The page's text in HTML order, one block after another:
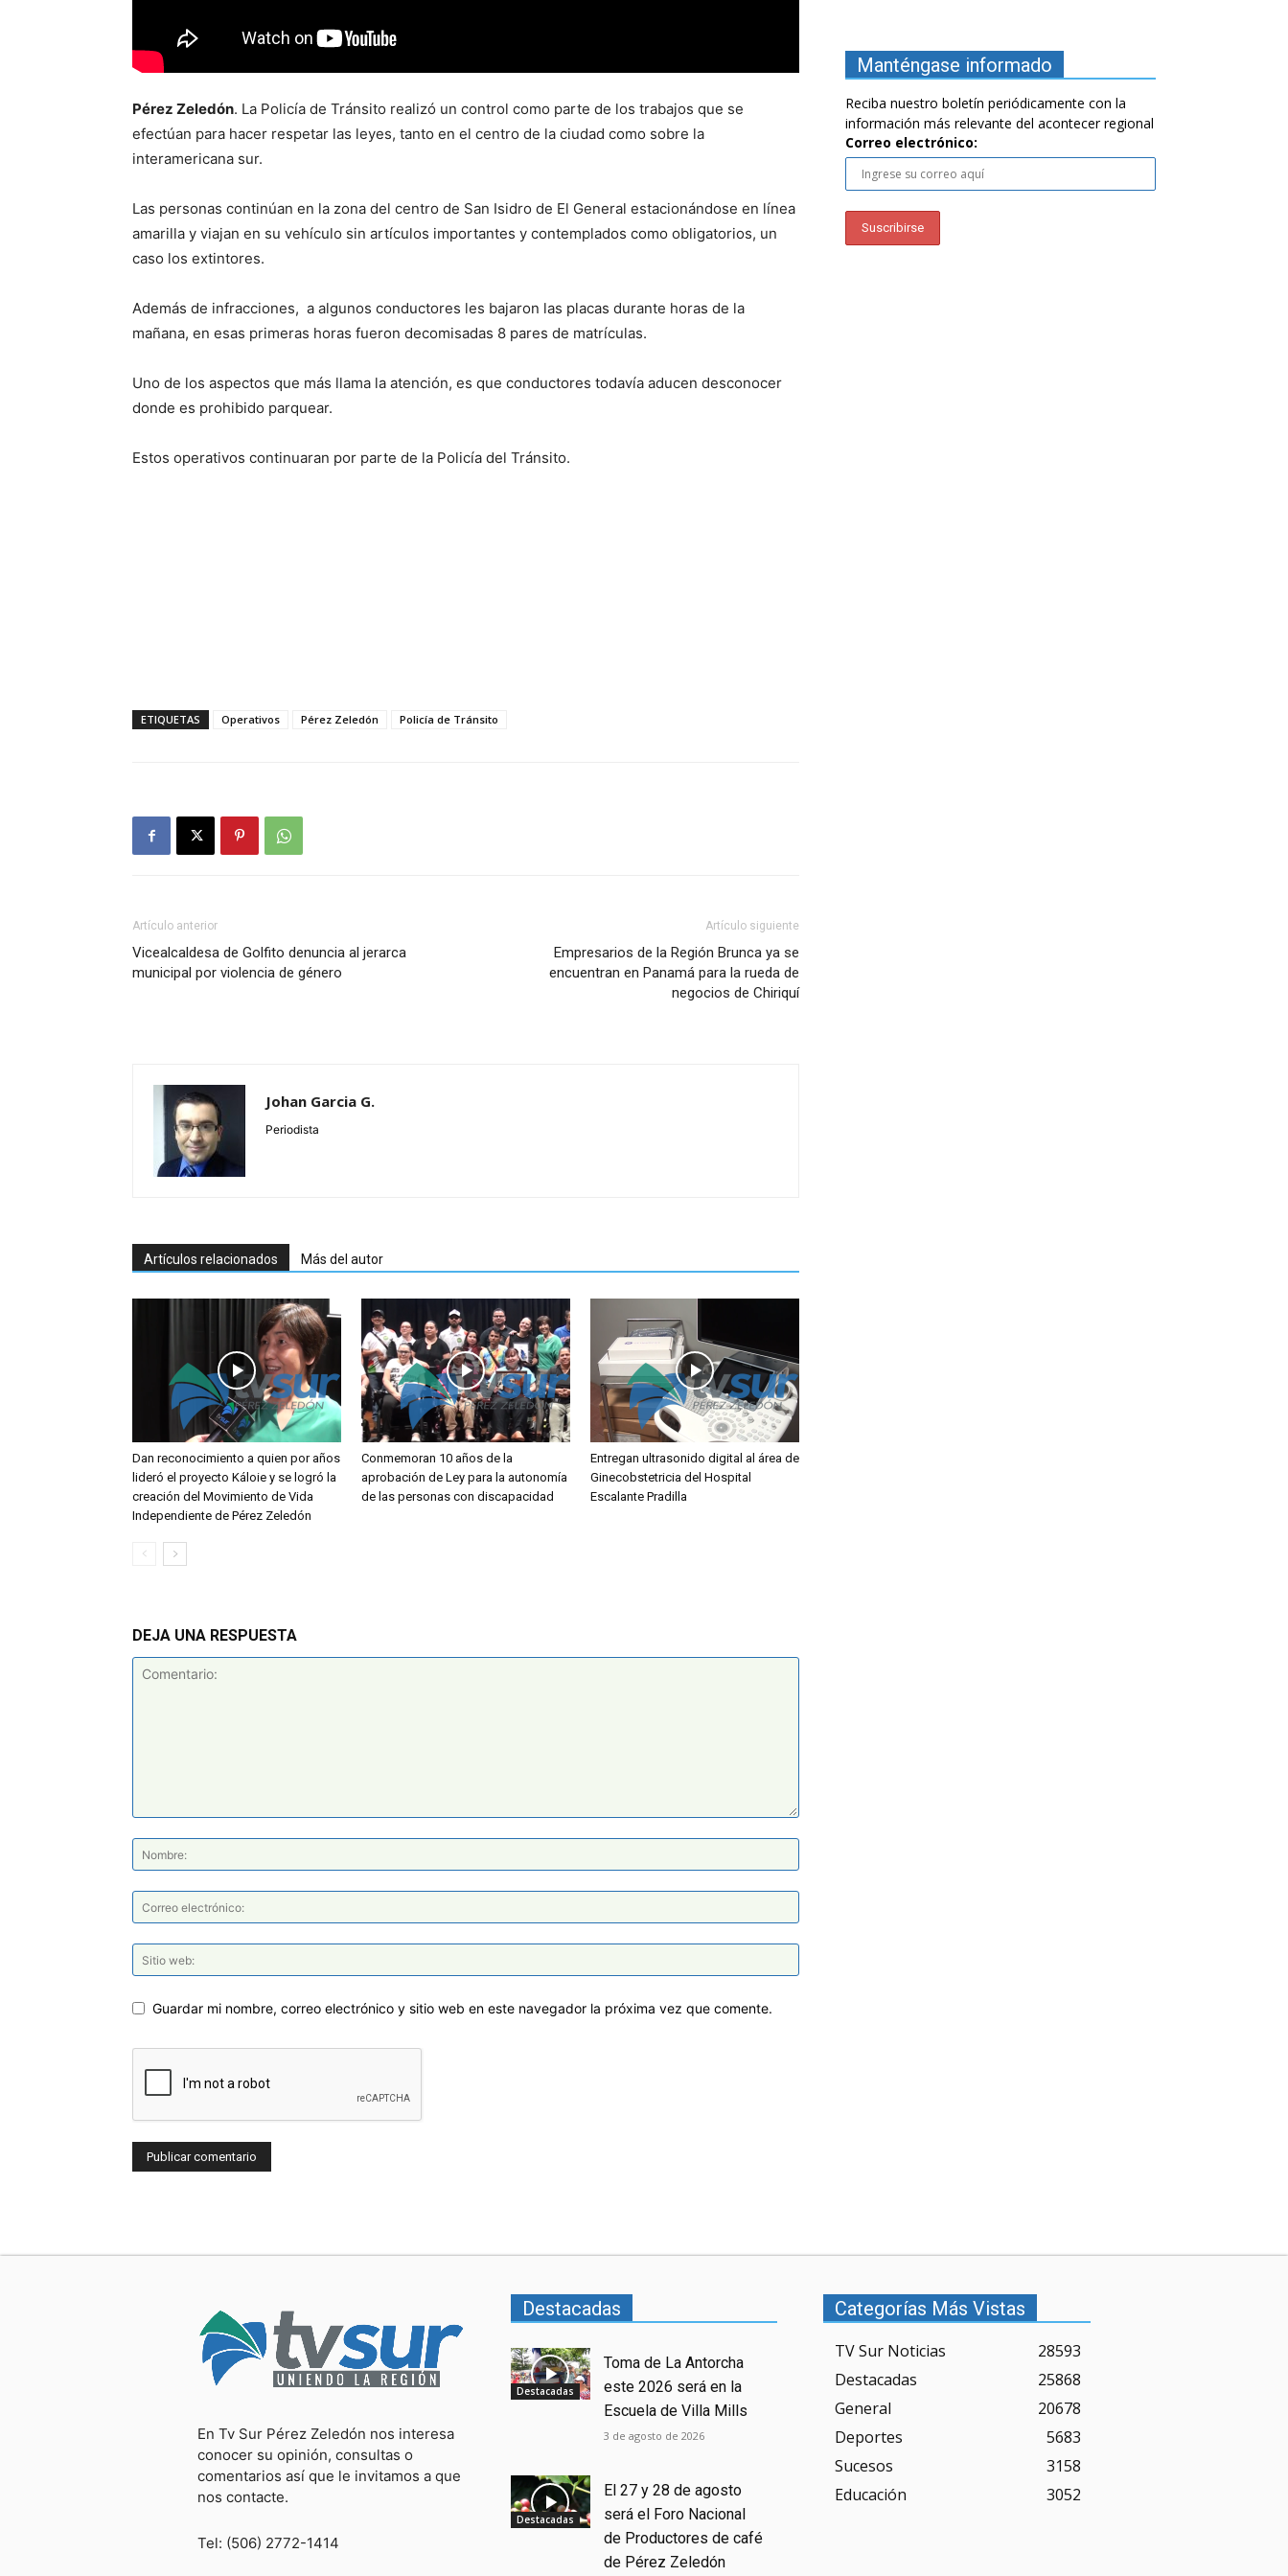
Pérez Zeledón. La Policía de Tránsito realizó un control como parte de los trabajos que se
efectúan para hacer respetar las leyes, tanto en el centro de la ciudad como sobre la
interamericana sur.
Las personas continúan en la zona del centro de San Isidro de El General estacionándose en línea
amarilla y viajan en su vehículo sin artículos importantes y contemplados como obligatorios, un
caso los extintores.
Además de infracciones, a algunos conductores les bajaron las placas durante horas de la
mañana, en esas primeras horas fueron decomisadas 8 pares de matrículas.
Uno de los aspectos que más llama la atención, es que conductores todavía aducen desconocer
donde es prohibido parquear.
Estos operativos continuaran por parte de la Policía del Tránsito.
ETIQUETAS Operativos Pérez Zeledón Policía de Tránsito
Artículo anterior
Vicealcaldesa de Golfito denuncia al jerarca
municipal por violencia de género
Artículo siguiente
Empresarios de la Región Brunca ya se
encuentran en Panamá para la rueda de
negocios de Chiriquí
Johan Garcia G.
Periodista
Artículos relacionados Más del autor
Dan reconocimiento a quien por años
lideró el proyecto Káloie y se logró la
creación del Movimiento de Vida
Independiente de Pérez Zeledón
Conmemoran 10 años de la
aprobación de Ley para la autonomía
de las personas con discapacidad
Entregan ultrasonido digital al área de
Ginecobstetricia del Hospital
Escalante Pradilla
DEJA UNA RESPUESTA
Guardar mi nombre, correo electrónico y sitio web en este navegador la próxima vez que comente.
Manténgase informado
Reciba nuestro boletín periódicamente con la
información más relevante del acontecer regional
Correo electrónico:
En Tv Sur Pérez Zeledón nos interesa
conocer su opinión, consultas o
comentarios así que le invitamos a que
nos contacte.
Tel: (506) 2772-1414
Destacadas
Destacadas
Toma de La Antorcha
este 2026 será en la
Escuela de Villa Mills
3 de agosto de 2026
Destacadas
El 27 y 28 de agosto
será el Foro Nacional
de Productores de café
de Pérez Zeledón
Categorías Más Vistas
TV Sur Noticias
28593
Destacadas
25868
General
20678
Deportes
5683
Sucesos
3158
Educación
3052